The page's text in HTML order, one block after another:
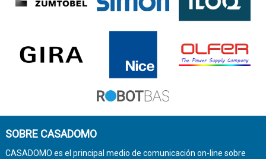
SOBRE CASADOMO
CASADOMO es el principal medio de comunicación on-line sobre